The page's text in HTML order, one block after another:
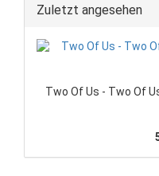
Zuletzt angesehen
Two Of Us - Two Of